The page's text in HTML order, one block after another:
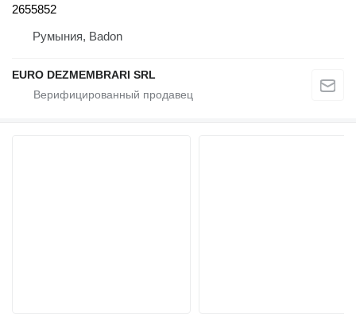
2655852
Румыния, Badon
EURO DEZMEMBRARI SRL